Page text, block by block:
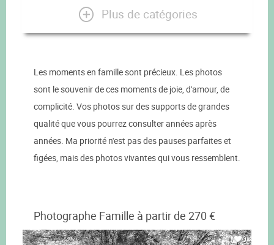
Plus de catégories
Les moments en famille sont précieux. Les photos
sont le souvenir de ces moments de joie, d'amour, de
complicité. Vos photos sur des supports de grandes
qualité que vous pourrez consulter années après
années. Ma priorité n'est pas des pauses parfaites et
figées, mais des photos vivantes qui vous ressemblent.
Photographe Famille à partir de 270 €
0